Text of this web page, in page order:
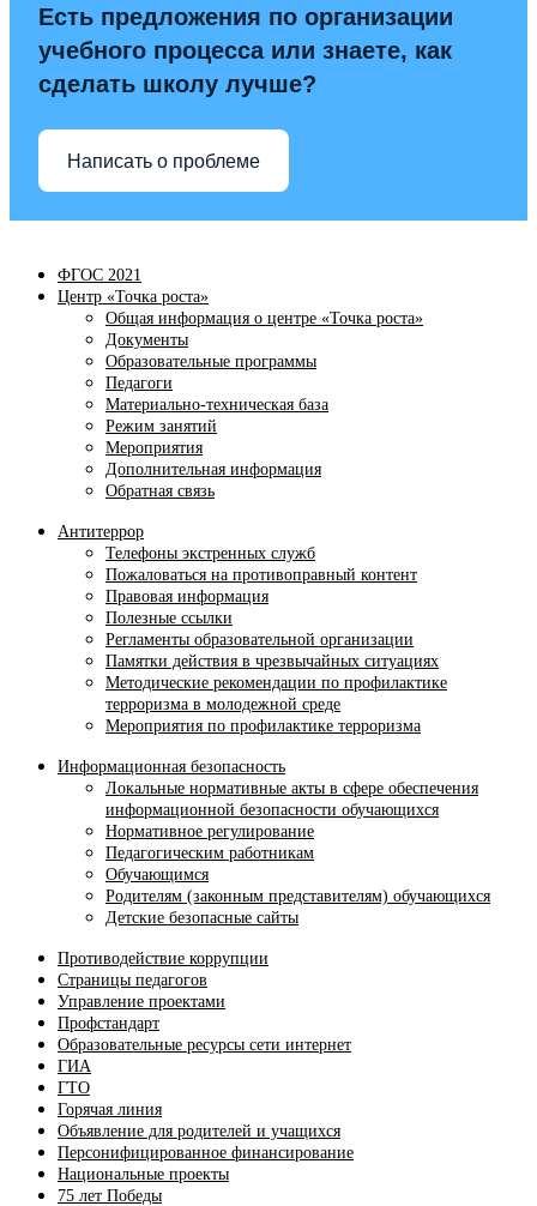
Есть предложения по организации
учебного процесса или знаете, как
сделать школу лучше?
Написать о проблеме
ФГОС 2021
Центр «Точка роста»
Общая информация о центре «Точка роста»
Документы
Образовательные программы
Педагоги
Материально-техническая база
Режим занятий
Мероприятия
Дополнительная информация
Обратная связь
Антитеррор
Телефоны экстренных служб
Пожаловаться на противоправный контент
Правовая информация
Полезные ссылки
Регламенты образовательной организации
Памятки действия в чрезвычайных ситуациях
Методические рекомендации по профилактике
терроризма в молодежной среде
Мероприятия по профилактике терроризма
Информационная безопасность
Локальные нормативные акты в сфере обеспечения
информационной безопасности обучающихся
Нормативное регулирование
Педагогическим работникам
Обучающимся
Родителям (законным представителям) обучающихся
Детские безопасные сайты
Противодействие коррупции
Страницы педагогов
Управление проектами
Профстандарт
Образовательные ресурсы сети интернет
ГИА
ГТО
Горячая линия
Объявление для родителей и учащихся
Персонифицированное финансирование
Национальные проекты
75 лет Победы